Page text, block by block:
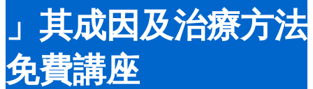
」其成因及治療方法
免費講座